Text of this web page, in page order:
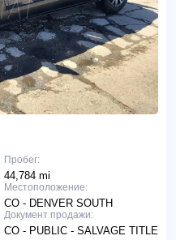
Пробег:
44,784 mi
Местоположение:
CO - DENVER SOUTH
Документ продажи:
CO - PUBLIC - SALVAGE TITLE